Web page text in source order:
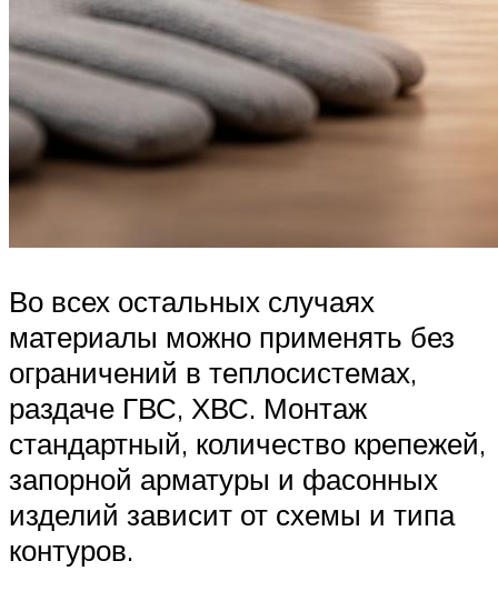
Во всех остальных случаях
материалы можно применять без
ограничений в теплосистемах,
раздаче ГВС, ХВС. Монтаж
стандартный, количество крепежей,
запорной арматуры и фасонных
изделий зависит от схемы и типа
контуров.